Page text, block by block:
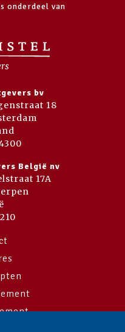
onderdeel van
bv
18
België nv
17A